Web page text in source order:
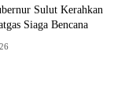
Sulut Kerahkan
Siaga Bencana